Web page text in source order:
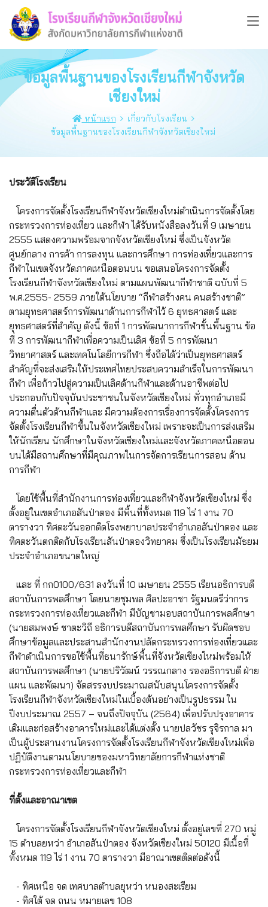
ข้อมูลพื้นฐานของโรงเรียนกีฬาจังหวัด
เชียงใหม่
หน้าแรก
เกี่ยวกับโรงเรียน
ข้อมูลพื้นฐานของโรงเรียนกีฬาจังหวัดเชียงใหม่
ประวัติโรงเรียน
โครงการจัดตั้งโรงเรียนกีฬาจังหวัดเชียงใหม่ดำเนินการจัดตั้งโดย
กระทรวงการท่องเที่ยว และกีฬา ได้รับหนังสือลงวันที่ 9 เมษายน
2555 แสดงความพร้อมจากจังหวัดเชียงใหม่ ซึ่งเป็นจังหวัด
ศูนย์กลาง การค้า การลงทุน และการศึกษา การท่องเที่ยวและการ
กีฬาในเขตจังหวัดภาคเหนือตอนบน ขอเสนอโครงการจัดตั้ง
โรงเรียนกีฬาจังหวัดเชียงใหม่ ตามแผนพัฒนากีฬาชาติ ฉบับที่ 5
พ.ศ.2555- 2559 ภายใต้นโยบาย “กีฬาสร้างคน คนสร้างชาติ”
ตามยุทธศาสตร์การพัฒนาด้านการกีฬาไว้ 6 ยุทธศาสตร์ และ
ยุทธศาสตร์ที่สำคัญ ดังนี้ ข้อที่ 1 การพัฒนาการกีฬาขั้นพื้นฐาน ข้อ
ที่ 3 การพัฒนากีฬาเพื่อความเป็นเลิศ ข้อที่ 5 การพัฒนา
วิทยาศาสตร์ และเทคโนโลยีการกีฬา ซึ่งถือได้ว่าเป็นยุทธศาสตร์
สำคัญที่จะส่งเสริมให้ประเทศไทยประสบความสำเร็จในการพัฒนา
กีฬา เพื่อก้าวไปสู่ความเป็นเลิศด้านกีฬาและด้านอาชีพต่อไป
ประกอบกับปัจจุบันประชาชนในจังหวัดเชียงใหม่ ทั่วทุกอำเภอมี
ความตื่นตัวด้านกีฬาและ มีความต้องการเรื่องการจัดตั้งโครงการ
จัดตั้งโรงเรียนกีฬาขึ้นในจังหวัดเชียงใหม่ เพราะจะเป็นการส่งเสริม
ให้นักเรียน นักศึกษาในจังหวัดเชียงใหม่และจังหวัดภาคเหนือตอน
บนได้มีสถานศึกษาที่มีคุณภาพในการจัดการเรียนการสอน ด้าน
การกีฬา
โดยใช้พื้นที่สำนักงานการท่องเที่ยวและกีฬาจังหวัดเชียงใหม่ ซึ่ง
ตั้งอยู่ในเขตอำเภอสันป่าตอง มีพื้นที่ทั้งหมด 119 ไร่ 1 งาน 70
ตารางวา ทิศตะวันออกติดโรงพยาบาลประจำอำเภอสันป่าตอง และ
ทิศตะวันตกติดกับโรงเรียนสันป่าตองวิทยาคม ซึ่งเป็นโรงเรียนมัธยม
ประจำอำเภอขนาดใหญ่
และ ที่ กก0100/631 ลงวันที่ 10 เมษายน 2555 เรียนอธิการบดี
สถาบันการพลศึกษา โดยนายชุมพล ศิลปะอาชา รัฐมนตรีว่าการ
กระทรวงการท่องเที่ยวและกีฬา มีบัญชามอบสถาบันการพลศึกษา
(นายสมพงษ์ ชาตะวิถี อธิการบดีสถาบันการพลศึกษา รับผิดชอบ
ศึกษาข้อมูลและประสานสำนักงานปลัดกระทรวงการท่องเที่ยวและ
กีฬาดำเนินการขอใช้พื้นที่ธนารักษ์พื้นที่จังหวัดเชียงใหม่พร้อมให้
สถาบันการพลศึกษา (นายปริวัฒน์ วรรณกลาง รองอธิการบดี ฝ่าย
แผน และพัฒนา) จัดสรรงบประมาณสนับสนุนโครงการจัดตั้ง
โรงเรียนกีฬาจังหวัดเชียงใหม่ในเบื้องต้นอย่างเป็นรูปธรรม ใน
ปีงบประมาณ 2557 – จนถึงปัจจุบัน (2564) เพื่อปรับปรุงอาคาร
เดิมและก่อสร้างอาคารใหม่และได้แต่งตั้ง นายปลวัชร รุจิรกาล มา
เป็นผู้ประสานงานโครงการจัดตั้งโรงเรียนกีฬาจังหวัดเชียงใหม่เพื่อ
ปฏิบัติงานตามนโยบายของมหาวิทยาลัยการกีฬาแห่งชาติ
กระทรวงการท่องเที่ยวและกีฬา
ที่ตั้งและอาณาเขต
โครงการจัดตั้งโรงเรียนกีฬาจังหวัดเชียงใหม่ ตั้งอยู่เลขที่ 270 หมู่
15 ตำบลยหว่า อำเภอสันป่าตอง จังหวัดเชียงใหม่ 50120 มีเนื้อที่
ทั้งหมด 119 ไร่ 1 งาน 70 ตารางวา มีอาณาเขตติดต่อดังนี้
- ทิศเหนือ จด เทศบาลตำบลยุหว่า หนองสะเรียม
- ทิศใต้ จด ถนน หมายเลข 108